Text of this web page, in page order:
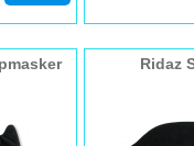
Ridaz